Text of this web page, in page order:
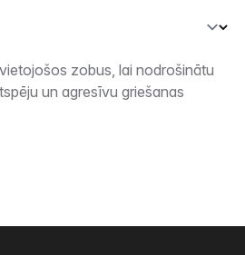
zobus, lai nodrošinātu
un agresīvu griešanas